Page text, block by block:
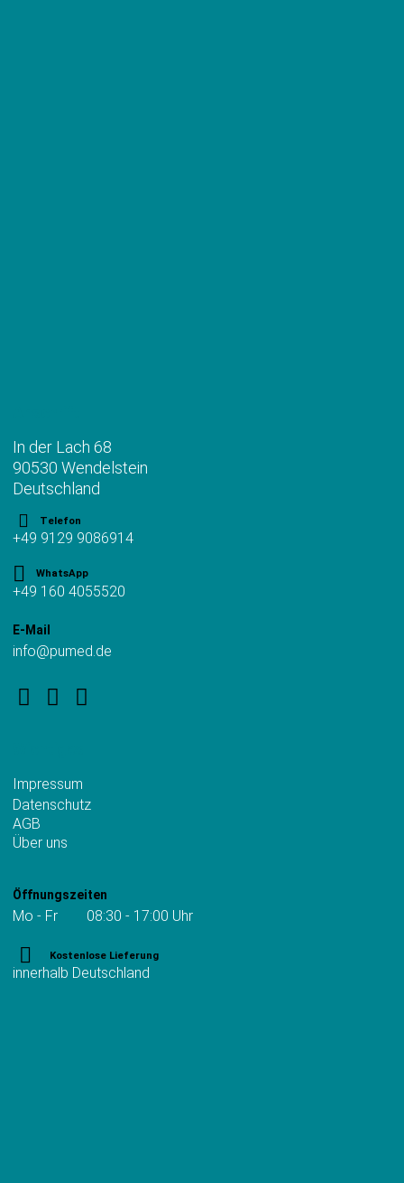
In der Lach 68
90530 Wendelstein
Deutschland
Telefon
+49 9129 9086914
WhatsApp
+49 160 4055520
E-Mail
info@pumed.de
Impressum
Datenschutz
AGB
Über uns
Öffnungszeiten
Mo - Fr 08:30 - 17:00 Uhr
Kostenlose Lieferung
innerhalb Deutschland